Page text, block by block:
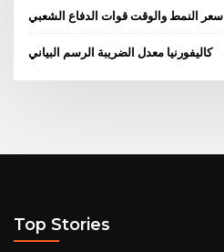
سعر النمط والوقت قوات الدفاع الشعبي
كاليفورنيا معدل الضريبة الرسم البياني
Top Stories